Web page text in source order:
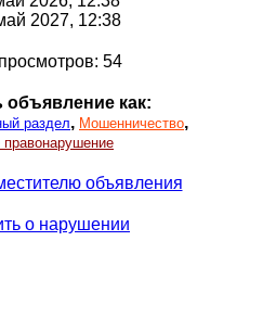
2027, 12:38
54
объявление как:
раздел, Мошенничество,
правонарушение
объявления
о нарушении